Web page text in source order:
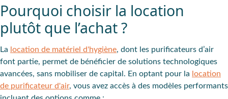
Pourquoi choisir la location
plutôt que l’achat ?
La location de matériel d'hygiène, dont les purificateurs d’air
font partie, permet de bénéficier de solutions technologiques
avancées, sans mobiliser de capital. En optant pour la location
de purificateur d'air, vous avez accès à des modèles performants